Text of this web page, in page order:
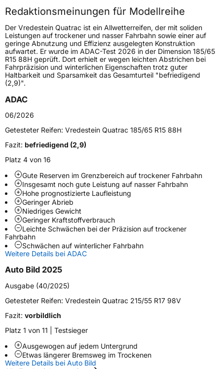
Höchstgeschwindigkeit
190 km/h
Lastindex95
Höchstlast690 kg
Gewicht (in kg)8,35 kg
Fahrzeugtyp
VerwendungGanzjahresreifen
ModellnameQuatrac
FahrzeugartPKW & SUV
Weitere Eigenschaften
Schlauchtyp TL
ZustandNeureifen
M+SJa
VerstärktXL
EU Label
EffizienzC
Nasshaftung
Rollgeräusch (Klasse)B
Redaktionsmeinungen für Modellreihe
Der Vredestein Quatrac ist ein Allwetterreifen, der mit soliden
Leistungen auf trockener und nasser Fahrbahn sowie einer auf
geringe Abnutzung und Effizienz ausgelegten Konstruktion
aufwartet. Er wurde im ADAC-Test 2026 in der Dimension 185/65
R15 88H geprüft. Dort erhielt er wegen leichten Abstrichen bei
Fahrpräzision und winterlichen Eigenschaften trotz guter
Haltbarkeit und Sparsamkeit das Gesamturteil "befriedigend
(2,9)".
ADAC
06/2026
Getesteter Reifen: Vredestein Quatrac 185/65 R15 88H
Fazit: befriedigend (2,9)
Platz 4 von 16
Gute Reserven im Grenzbereich auf trockener Fahrbahn
Insgesamt noch gute Leistung auf nasser Fahrbahn
Hohe prognostizierte Laufleistung
Geringer Abrieb
Niedriges Gewicht
Geringer Kraftstoffverbrauch
Leichte Schwächen bei der Präzision auf trockener
Fahrbahn
Schwächen auf winterlicher Fahrbahn
Weitere Details bei ADAC
Auto Bild 2025
Ausgabe (40/2025)
Getesteter Reifen: Vredestein Quatrac 215/55 R17 98V
Fazit: vorbildlich
Platz 1 von 11 | Testsieger
Ausgewogen auf jedem Untergrund
Etwas längerer Bremsweg im Trockenen
Weitere Details bei Auto Bild